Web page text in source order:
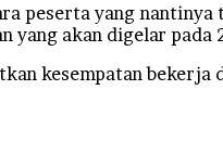
peserta yang
yang akan digelar pada
kesempatan